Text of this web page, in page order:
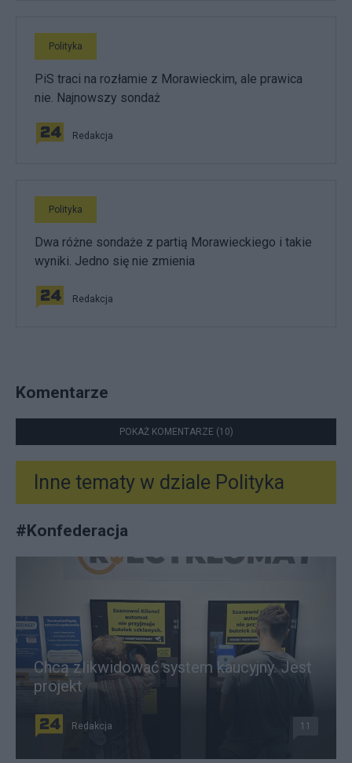
Polityka
PiS traci na rozłamie z Morawieckim, ale prawica
nie. Najnowszy sondaż
Redakcja
Polityka
Dwa różne sondaże z partią Morawieckiego i takie
wyniki. Jedno się nie zmienia
Redakcja
Komentarze
POKAŻ KOMENTARZE (10)
Inne tematy w dziale Polityka
#Konfederacja
Chcą zlikwidować system kaucyjny. Jest
projekt
Redakcja 11